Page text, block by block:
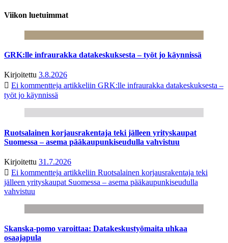
Viikon luetuimmat
GRK:lle infraurakka datakeskuksesta – työt jo käynnissä
Kirjoitettu 3.8.2026
Ei kommentteja artikkeliin GRK:lle infraurakka datakeskuksesta –
työt jo käynnissä
Ruotsalainen korjausrakentaja teki jälleen yrityskaupat
Suomessa – asema pääkaupunkiseudulla vahvistuu
Kirjoitettu 31.7.2026
Ei kommentteja artikkeliin Ruotsalainen korjausrakentaja teki
jälleen yrityskaupat Suomessa – asema pääkaupunkiseudulla
vahvistuu
Skanska-pomo varoittaa: Datakeskustyömaita uhkaa
osaajapula